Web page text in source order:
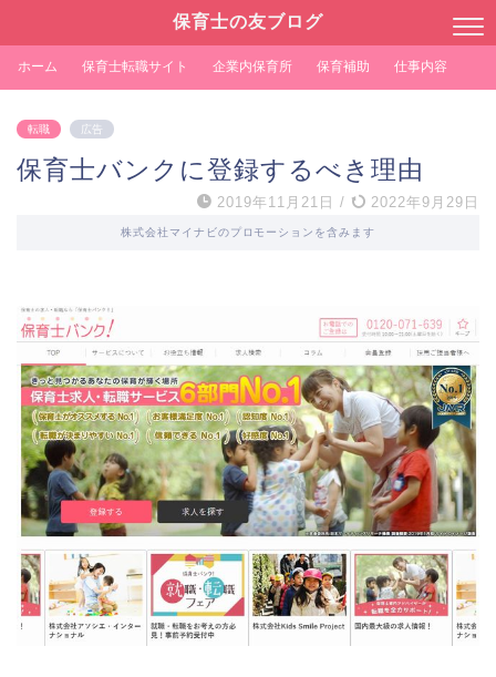
保育士の友ブログ
ホーム 保育士転職サイト 企業内保育所 保育補助 仕事内容
転職 広告
保育士バンクに登録するべき理由
2019年11月21日 / 2022年9月29日
株式会社マイナビのプロモーションを含みます